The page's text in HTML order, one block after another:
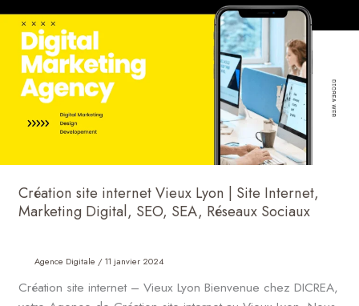
Création site internet Vieux Lyon | Site Internet,
Marketing Digital, SEO, SEA, Réseaux Sociaux
Agence Digitale /11 janvier 2024
Création site internet – Vieux Lyon Bienvenue chez DICREA,
internet
Vieux
Lyon
|
Site
Internet,
Marketing
SEO,
SEA,
Réseaux
Sociaux